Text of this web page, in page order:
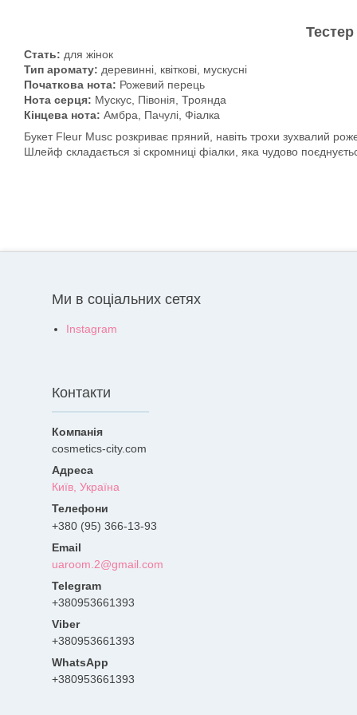
Стать: для жінок
Тип аромату: деревинні, квіткові, мускусні
Початкова нота: Рожевий перець
Нота серця: Мускус, Півонія, Троянда
Кінцева нота: Амбра, Пачулі, Фіалка
Букет Fleur Musc розкриває пряний, навіть трохи зухвалий
Шлейф складається зі скромниці фіалки, яка чудово
Ми в соціальних сетях
Instagram
Контакти
cosmetics-city.com
Київ, Україна
+380 (95) 366-13-93
uaroom.2@gmail.com
+380953661393
+380953661393
+380953661393